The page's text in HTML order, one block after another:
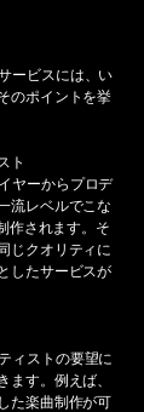
ービスには、い
のポイントを挙
ト
ヤーからプロデ
流レベルでこな
作されます。そ
じクオリティに
したサービスが
ィストの要望に
ます。例えば、
た楽曲制作が可